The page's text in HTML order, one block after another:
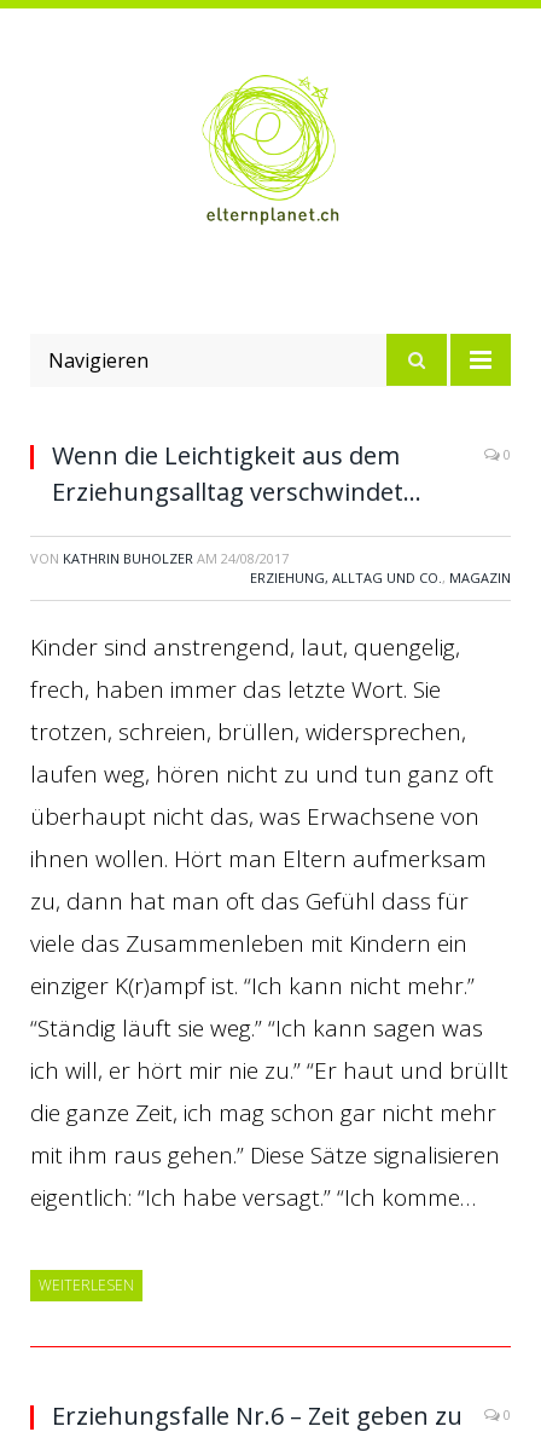
Navigieren
Wenn die Leichtigkeit aus dem
Erziehungsalltag verschwindet…
0
VON KATHRIN BUHOLZER AM 24/08/2017
ERZIEHUNG, ALLTAG UND CO., MAGAZIN
Kinder sind anstrengend, laut, quengelig,
frech, haben immer das letzte Wort. Sie
trotzen, schreien, brüllen, widersprechen,
laufen weg, hören nicht zu und tun ganz oft
überhaupt nicht das, was Erwachsene von
ihnen wollen. Hört man Eltern aufmerksam
zu, dann hat man oft das Gefühl dass für
viele das Zusammenleben mit Kindern ein
einziger K(r)ampf ist. “Ich kann nicht mehr.”
“Ständig läuft sie weg.” “Ich kann sagen was
ich will, er hört mir nie zu.” “Er haut und brüllt
die ganze Zeit, ich mag schon gar nicht mehr
mit ihm raus gehen.” Diese Sätze signalisieren
eigentlich: “Ich habe versagt.” “Ich komme…
WEITERLESEN
Erziehungsfalle Nr.6 – Zeit geben zu
0